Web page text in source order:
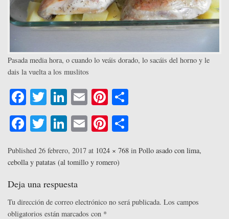
Pasada media hora, o cuando lo veáis dorado, lo sacáis del horno y le
dais la vuelta a los muslitos
Fa
ce
bo
ok
T
wi
tte
r
Li
nk
ed
In
E
m
ail
Pi
nt
er
es
t
pa
Fa
bo
ok
T
tte
r
Li
ed
In
E
ail
Pi
er
es
m
r
Published 26 febrero, 2017 at 1024 × 768 in Pollo asado con lima,
cebolla y patatas (al tomillo y romero)
Deja una respuesta
Tu dirección de correo electrónico no será publicada. Los campos
obligatorios están marcados con *